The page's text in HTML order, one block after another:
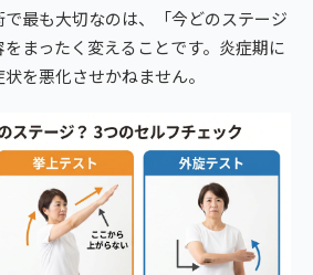
最も大切なのは、「今どのステージ
まったく変えることです。炎症期に
を悪化させかねません。